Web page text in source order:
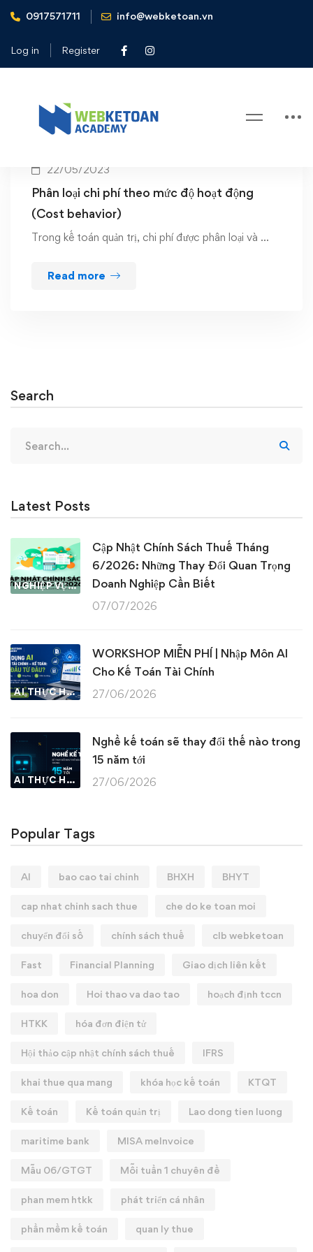
0917571711 info@webketoan.vn
Log in Register
Home fixed costs
Tag: fixed costs
22/05/2023
Phân loại chi phí theo mức độ hoạt động
(Cost behavior)
Trong kế toán quản trị, chi phí được phân loại và …
Read more
Search
for:
Latest Posts
NGHIỆP VỤ KẾ TOÁN & THUẾ
Cập Nhật Chính Sách Thuế Tháng
6/2026: Những Thay Đổi Quan Trọng
Doanh Nghiệp Cần Biết
07/07/2026
AI THỰC HÀNH
WORKSHOP MIỄN PHÍ | Nhập Môn AI
Cho Kế Toán Tài Chính
27/06/2026
AI THỰC HÀNH
Nghề kế toán sẽ thay đổi thế nào trong
15 năm tới
27/06/2026
Popular Tags
AI bao cao tai chinh BHXH BHYT
cap nhat chinh sach thue che do ke toan moi
chuyển đổi số chính sách thuế clb webketoan
Fast Financial Planning Giao dịch liên kết
hoa don Hoi thao va dao tao hoạch định tccn
HTKK hóa đơn điện tử
Hội thảo cập nhật chính sách thuế IFRS
khai thue qua mang khóa học kế toán KTQT
Kế toán Kế toán quản trị Lao dong tien luong
maritime bank MISA meInvoice
Mẫu 06/GTGT Mỗi tuần 1 chuyên đề
phan mem htkk phát triển cá nhân
phần mềm kế toán quan ly thue